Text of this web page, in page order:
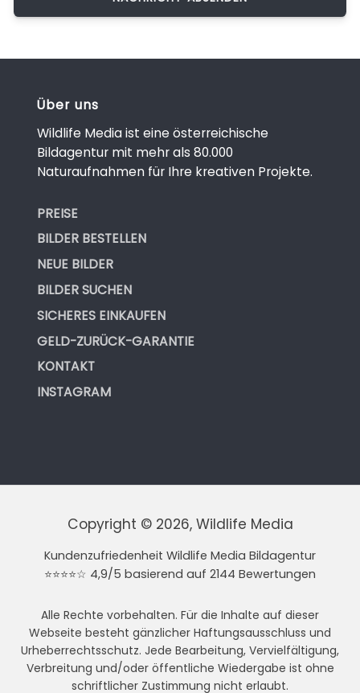
Über uns
Wildlife Media ist eine österreichische
Bildagentur mit mehr als 80.000
Naturaufnahmen für Ihre kreativen Projekte.
PREISE
BILDER BESTELLEN
NEUE BILDER
BILDER SUCHEN
SICHERES EINKAUFEN
GELD-ZURÜCK-GARANTIE
KONTAKT
INSTAGRAM
Copyright © 2026, Wildlife Media
Kundenzufriedenheit Wildlife Media Bildagentur
⭐⭐⭐⭐☆ 4,9/5 basierend auf 2144 Bewertungen
Alle Rechte vorbehalten. Für die Inhalte auf dieser
Webseite besteht gänzlicher Haftungsausschluss und
Urheberrechtsschutz. Jede Bearbeitung, Vervielfältigung,
Verbreitung und/oder öffentliche Wiedergabe ist ohne
schriftlicher Zustimmung nicht erlaubt.